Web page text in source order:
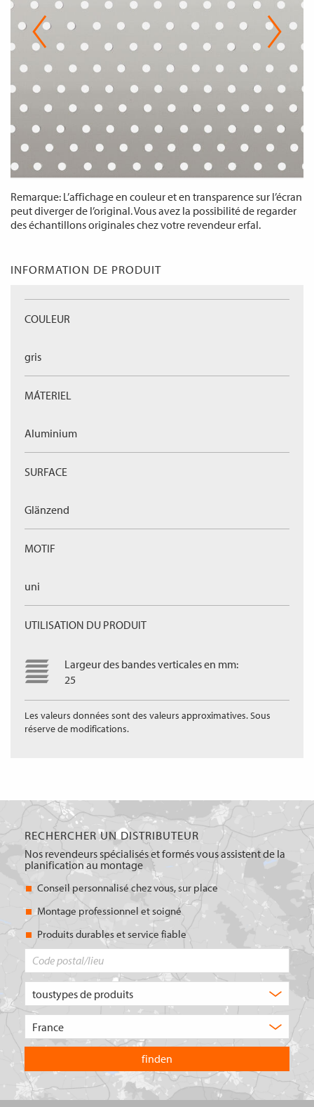
Remarque: L’affichage en couleur et en transparence sur l’écran
peut diverger de l’original. Vous avez la possibilité de regarder
des échantillons originales chez votre revendeur erfal.
INFORMATION DE PRODUIT
COULEUR
gris
MÁTERIEL
Aluminium
SURFACE
Glänzend
MOTIF
uni
UTILISATION DU PRODUIT
Largeur des bandes verticales en mm:
25
Les valeurs données sont des valeurs approximatives. Sous
réserve de modifications.
RECHERCHER UN DISTRIBUTEUR
Nos revendeurs spécialisés et formés vous assistent de la
planification au montage
Conseil personnalisé chez vous, sur place
Montage professionnel et soigné
Produits durables et service fiable
de
recherchez-
vous
?
pays
dans
lequel
vous
souhaitez